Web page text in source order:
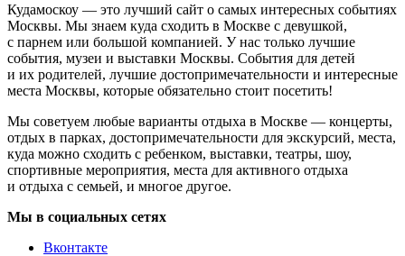
Кудамоскоу — это лучший сайт о самых интересных событиях
Москвы. Мы знаем куда сходить в Москве с девушкой,
с парнем или большой компанией. У нас только лучшие
события, музеи и выставки Москвы. События для детей
и их родителей, лучшие достопримечательности и интересные
места Москвы, которые обязательно стоит посетить!
Мы советуем любые варианты отдыха в Москве — концерты,
отдых в парках, достопримечательности для экскурсий, места,
куда можно сходить с ребенком, выставки, театры, шоу,
спортивные мероприятия, места для активного отдыха
и отдыха с семьей, и многое другое.
Мы в социальных сетях
Вконтакте